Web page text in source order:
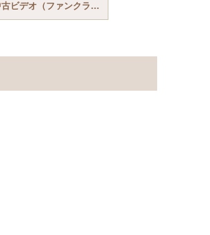
中古ビデオ（ファンクラブお茶会）